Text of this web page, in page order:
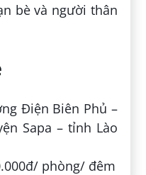
bè và người thân
Điện Biên Phủ –
Sapa – tỉnh Lào
phòng/ đêm